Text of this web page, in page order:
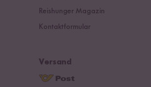
Reishunger Magazin
Kontaktformular
Versand